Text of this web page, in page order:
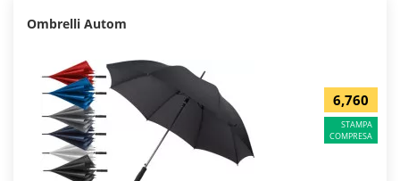
Ombrelli Autom
6,760
STAMPA
COMPRESA